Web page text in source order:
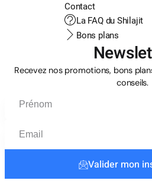
Contact
La FAQ du Shilajit
Bons plans
Recevez nos promotions, bons
conseils.
Valider mon